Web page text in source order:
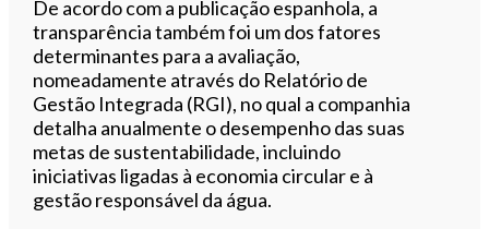
De acordo com a publicação espanhola, a
transparência também foi um dos fatores
determinantes para a avaliação,
nomeadamente através do Relatório de
Gestão Integrada (RGI), no qual a companhia
detalha anualmente o desempenho das suas
metas de sustentabilidade, incluindo
iniciativas ligadas à economia circular e à
gestão responsável da água.